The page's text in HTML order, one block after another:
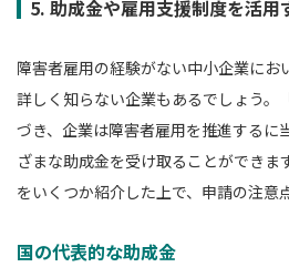
5. 助成金や雇用支援制度を活用
障害者雇用の経験がない中小企業にお
詳しく知らない企業もあるでしょう。
づき、企業は障害者雇用を推進するに
ざまな助成金を受け取ることができま
をいくつか紹介した上で、申請の注意
国の代表的な助成金